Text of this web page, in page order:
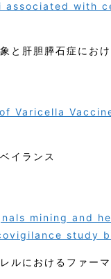
with
と肝胆膵石症にお
Varicella
イランス
mining and
study
ルにおけるファー